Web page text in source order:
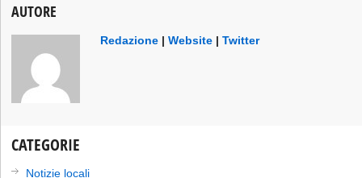
AUTORE
Redazione |Website |Twitter
CATEGORIE
Notizie locali